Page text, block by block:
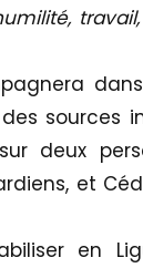
sources
deux
et
en